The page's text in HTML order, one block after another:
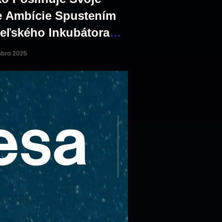
Ambície Spustením
Inkubátora
Vesmírnej Agentúry
2025